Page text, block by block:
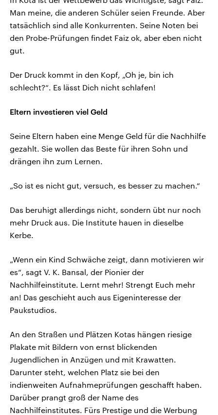
Man meine, die anderen Schüler seien Freunde. Aber
tatsächlich sind alle Konkurrenten. Seine Noten bei
den Probe-Prüfungen findet Faiz ok, aber eben nicht
gut.
Der Druck kommt in den Kopf, „Oh je, bin ich
schlecht?“. Es lässt Dich nicht schlafen!
Eltern investieren viel Geld
Seine Eltern haben eine Menge Geld für die Nachhilfe
gezahlt. Sie wollen das Beste für ihren Sohn und
drängen ihn zum Lernen.
„So ist es nicht gut, versuch, es besser zu machen.“
Das beruhigt allerdings nicht, sondern übt nur noch
mehr Druck aus. Die Institute hauen in dieselbe
Kerbe.
„Wenn ein Kind Schwäche zeigt, dann motivieren wir
es“, sagt V. K. Bansal, der Pionier der
Nachhilfeinstitute. Lernt mehr! Strengt Euch mehr
an! Das geschieht auch aus Eigeninteresse der
Paukstudios.
An den Straßen und Plätzen Kotas hängen riesige
Plakate mit Bildern von ernst blickenden
Jugendlichen in Anzügen und mit Krawatten.
Darunter steht, welchen Platz sie bei den
indienweiten Aufnahmeprüfungen geschafft haben.
Darüber prangt groß der Name des
Nachhilfeinstitutes. Fürs Prestige und die Werbung